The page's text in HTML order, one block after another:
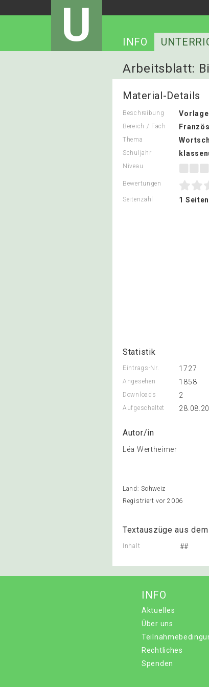
U INFO
Arbeitsblatt:
Material-Details
Beschreibung
Bereich / Fach
Thema
Schuljahr
Niveau
Bewertungen
Seitenzahl 1 Seiten
Statistik
Eintrags-Nr. 1727
Angesehen 1858
Downloads 2
Aufgeschaltet
Autor/in
Léa Wertheimer
Land: Schweiz
Registriert vor 2006
Textauszüge aus
Inhalt ##
INFO
Aktuelles
Über uns
Rechtliches
Spenden